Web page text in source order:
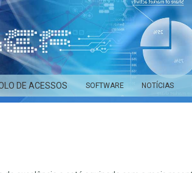
DE ACESSOS SOFTWARE NOTÍCIAS